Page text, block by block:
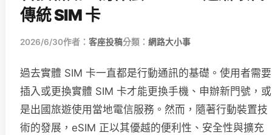
傳統 SIM 卡
2026/6/30作者： 客座投稿分類： 網路大小事
過去實體 SIM 卡一直都是行動通訊的基礎。使用者需要
插入或更換實體 SIM 卡才能更換手機、申辦新門號，或
是出國旅遊使用當地電信服務。然而，隨著行動裝置技
術的發展，eSIM 正以其優越的便利性、安全性與擴充